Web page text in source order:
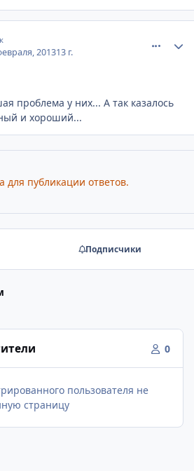
201313 г.
проблема у них... А так казалось
и хороший...
для публикации ответов.
Подписчики
0
пользователя не
страницу